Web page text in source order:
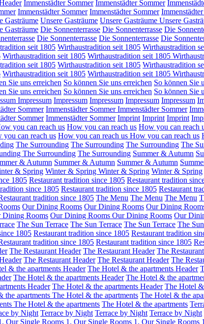
Immenstädter Sommer Immenstädter Sommer
Immenstädter Sommer Immenstädter Sommer
Gasträume Unsere Gasträume Unsere Gasträume Unsere
Gasträume Die Sonnenterrasse Die Sonnenterrasse Die
Die Sonnenterrasse Die Sonnenterrasse Die
seit 1805 Wirthaustradition seit 1805 Wirthaustradition
Wirthaustradition seit 1805 Wirthaustradition seit 1805
seit 1805 Wirthaustradition seit 1805 Wirthaustradition
Wirthaustradition seit 1805 Wirthaustradition seit 1805
Sie uns erreichen So können Sie uns erreichen So können Sie
Sie uns erreichen So können Sie uns erreichen So können Sie
Impressum Impressum Impressum Impressum Impressum
Sommer Immenstädter SommerImmenstädter Sommer
Sommer Immenstädter Sommer Imprint Imprint Imprint
you can reach us How you can reach us How you can reach
you can reach us How you can reach us How you can reach us
The Surrounding The Surrounding The Surrounding The
The Surrounding The Surrounding Summer & Autumn
& Autumn Summer & Autumn Summer & Autumn
& Spring Winter & Spring Winter & Spring Winter & Spring
1805 Restaurant tradition since 1805 Restaurant tradition
since 1805 Restaurant tradition since 1805 Restaurant
tradition since 1805 The Menu The Menu The Menu
Our Dining Rooms Our Dining Rooms Our Dining
Dining Rooms Our Dining Rooms Our Dining Rooms Our
The Sun Terrace The Sun Terrace The Sun Terrace The
1805 Restaurant tradition since 1805 Restaurant tradition
tradition since 1805 Restaurant tradition since 1805
The Restaurant Header The Restaurant Header The
The Restaurant Header The Restaurant Header The
& the apartments Header The Hotel & the apartments Header
The Hotel & the apartments Header The Hotel & the
Header The Hotel & the apartments Header The Hotel &
the apartments The Hotel & the apartments The Hotel & the
The Hotel & the apartments The Hotel & the apartments
by Night Terrace by Night Terrace by Night Terrace by Night
Our Single Rooms 1. Our Single Rooms 1. Our Single Rooms